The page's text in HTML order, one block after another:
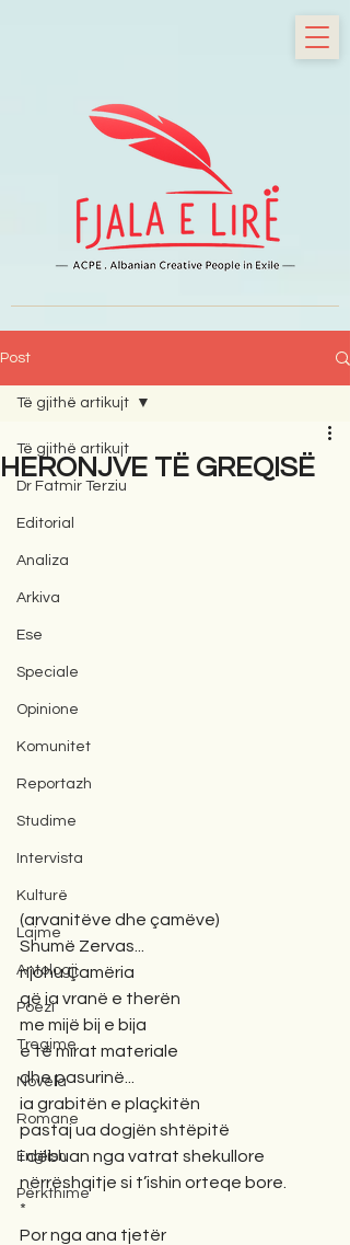
Post
Të gjithë artikujt
Dr Fatmir Terziu
Editorial
Analiza
Arkiva
Ese
Speciale
Opinione
Komunitet
Reportazh
Studime
Intervista
Kulturë
Lajme
Antologji
Poezi
Tregime
Novela
Romane
English
Përkthime
Të gjithë artikujt
HERONJVE TË GREQISË
(arvanitëve dhe çamëve)
Shumë Zervas...
njohu Çamëria
që ia vranë e therën
me mijë bij e bija
e të mirat materiale
dhe pasurinë...
ia grabitën e plaçkitën
pastaj ua dogjën shtëpitë
i dëbuan nga vatrat shekullore
nërrëshqitje si t’ishin orteqe bore.
*
Por nga ana tjetër